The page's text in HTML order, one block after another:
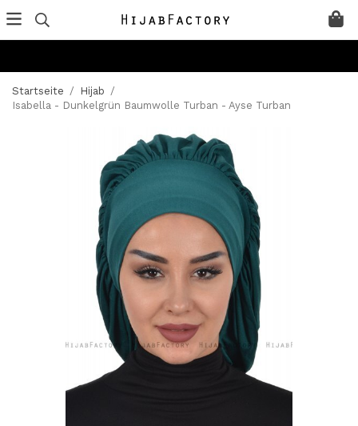
Startseite / Hijab /
Isabella - Dunkelgrün Baumwolle Turban - Ayse Turban